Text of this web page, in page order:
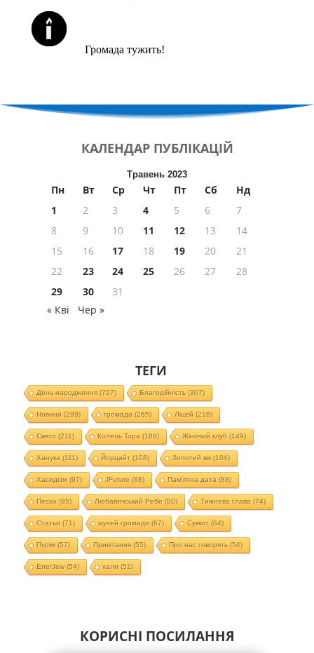
Громада тужить!
КАЛЕНДАР ПУБЛІКАЦІЙ
Травень 2023
Пн Вт Ср Чт Пт Сб
Нд
1
2 3 4 5 6
7
8
9 10 11 12 13
14
15
16 17 18 19 20
21
22
23 24 25 26 27
28
29
30
31
« Кві
Чер »
ТЕГИ
День народження(707) Благодійність(307)
Новини (299) громада (265) Ліцей (216)
Свято (211) Колель Тора (188) Жіночий клуб (149)
Ханука (111) Йорцайт (108) Золотий вік(104)
Хасидізм (97) JFuture (88) Пам'ятна дата (88)
Песах(85) Любавичський Ребе (80) Тижнева глава (74)
Статьи (71) музей громади (67) Суккот (64)
Пурім (57) Привітання(55) Про нас говорять(54)
EnerJew(54) хали (52)
КОРИСНІ ПОСИЛАННЯ